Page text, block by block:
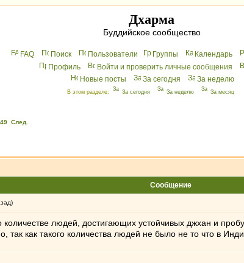
Дхарма
Буддийское сообщество
FAQ Поиск Пользователи Группы Календарь
Профиль
Войти и проверить личные сообщения
Новые посты
За сегодня За неделю
В этом разделе: За сегодня За неделю За месяц
49 След.
Сообщение
людей, достигающих устойчивых джхан и
так как такого количества людей не было не то что в